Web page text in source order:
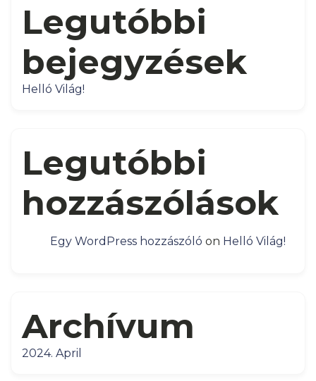
Legutóbbi
bejegyzések
Helló Világ!
Legutóbbi
hozzászólások
Egy WordPress hozzászóló on Helló Világ!
Archívum
2024. April